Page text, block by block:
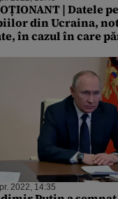
| Datele
din Ucraina,
în cazul în care
2022, 14:35